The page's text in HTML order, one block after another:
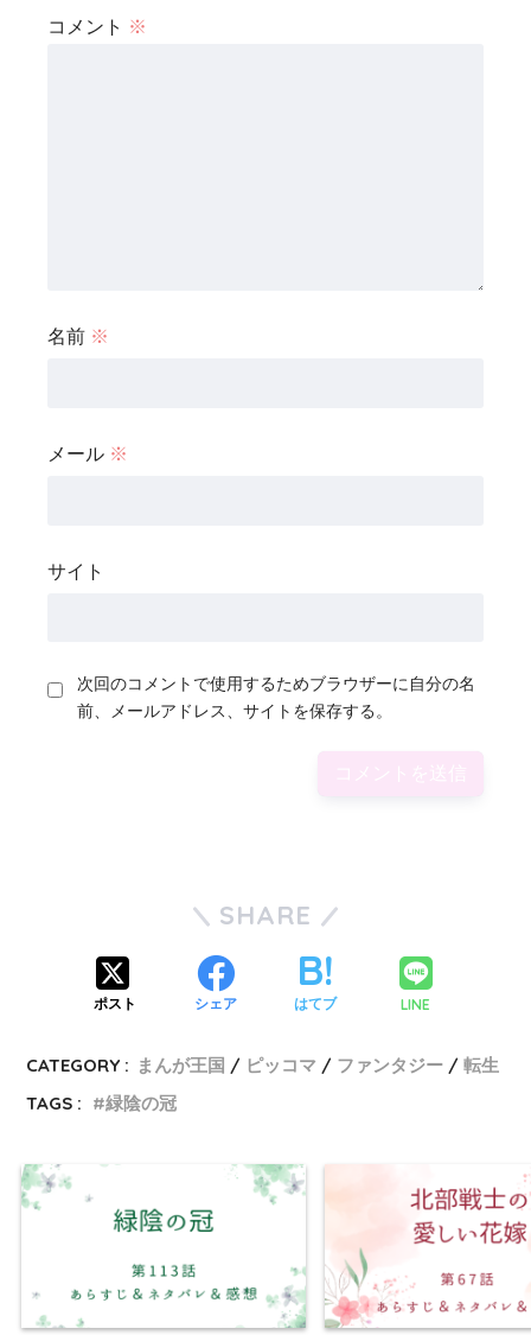
コメント ※
名前 ※
メール ※
サイト
次回のコメントで使用するためブラウザーに自分の名
前、メールアドレス、サイトを保存する。
SHARE
ポスト シェア はてブ LINE
CATEGORY : まんが王国 ピッコマ ファンタジー
転生
TAGS :
緑陰の冠